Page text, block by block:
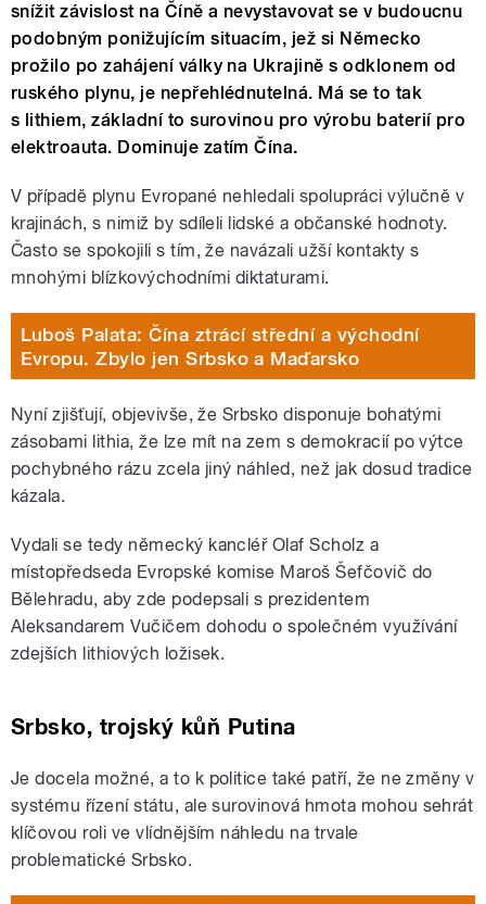
snížit závislost na Číně a nevystavovat se v budoucnu
podobným ponižujícím situacím, jež si Německo
prožilo po zahájení války na Ukrajině s odklonem od
ruského plynu, je nepřehlédnutelná. Má se to tak
s lithiem, základní to surovinou pro výrobu baterií pro
elektroauta. Dominuje zatím Čína.
V případě plynu Evropané nehledali spolupráci výlučně v
krajinách, s nimiž by sdíleli lidské a občanské hodnoty.
Často se spokojili s tím, že navázali užší kontakty s
mnohými blízkovýchodními diktaturami.
Luboš Palata: Čína ztrácí střední a východní
Evropu. Zbylo jen Srbsko a Maďarsko
Nyní zjišťují, objevivše, že Srbsko disponuje bohatými
zásobami lithia, že lze mít na zem s demokracií po výtce
pochybného rázu zcela jiný náhled, než jak dosud tradice
kázala.
Vydali se tedy německý kancléř Olaf Scholz a
místopředseda Evropské komise Maroš Šefčovič do
Bělehradu, aby zde podepsali s prezidentem
Aleksandarem Vučičem dohodu o společném využívání
zdejších lithiových ložisek.
Srbsko, trojský kůň Putina
Je docela možné, a to k politice také patří, že ne změny v
systému řízení státu, ale surovinová hmota mohou sehrát
klíčovou roli ve vlídnějším náhledu na trvale
problematické Srbsko.